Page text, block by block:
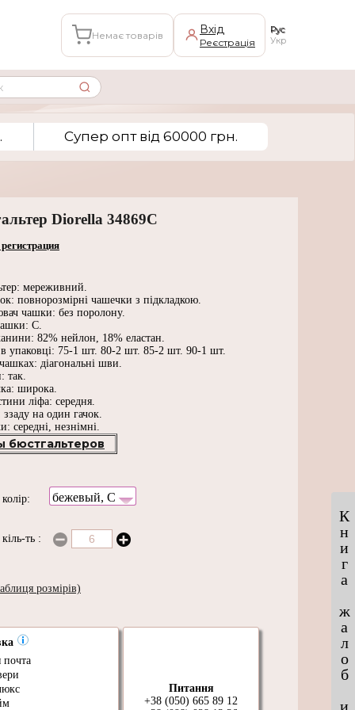
К
н
и
г
а
ж
а
л
о
б
и
Немає товарів Вхід
Реєстрація
Рус
Укр
Супер опт вiд 60000 грн.
Diorella 34869C
мереживний.
повнорозмірні чашечки з підкладкою.
чашки: без поролону.
С.
82% нейлон, 18% еластан.
упаковці: 75-1 шт. 80-2 шт. 85-2 шт. 90-1 шт.
діагональні шви.
так.
широка.
ліфа: середня.
ззаду на один гачок.
середні, незнімні.
бюстгальтеров
колір: бежевый, C
кіль-ть :
розмірів)
почта
Питання
+38 (050) 665 89 12